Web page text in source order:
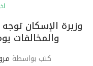
وزيرة الإسكان
والمخالفات
كتب بواسطة